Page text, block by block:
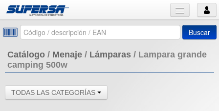
Buscar
Catálogo / Menaje / Lámparas / Lampara grande
camping 500w
TODAS LAS CATEGORÍAS